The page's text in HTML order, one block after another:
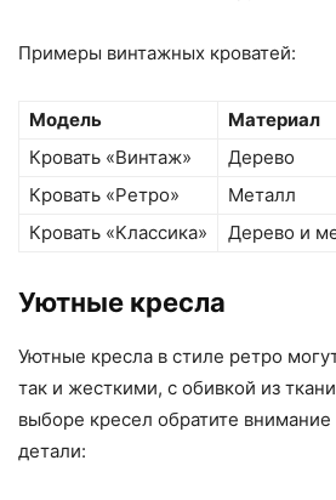
Примеры винтажных кроватей:
Модель Материал
Кровать «Винтаж»
Дерево
Кровать «Ретро»
Металл
Кровать «Классика»
Дерево и
Уютные кресла
Уютные кресла в стиле ретро
так и жесткими, с обивкой из
выборе кресел обратите
детали: